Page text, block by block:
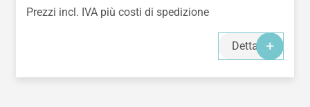
Prezzi incl. IVA più costi di spedizione
Dettagli